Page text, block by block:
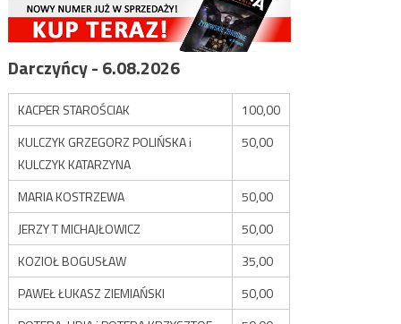
Darczyńcy - 6.08.2026
KACPER STAROŚCIAK
100,00
KULCZYK GRZEGORZ POLIŃSKA i
KULCZYK KATARZYNA
50,00
MARIA KOSTRZEWA
50,00
JERZY T MICHAJŁOWICZ
50,00
KOZIOŁ BOGUSŁAW
35,00
PAWEŁ ŁUKASZ ZIEMIAŃSKI
50,00